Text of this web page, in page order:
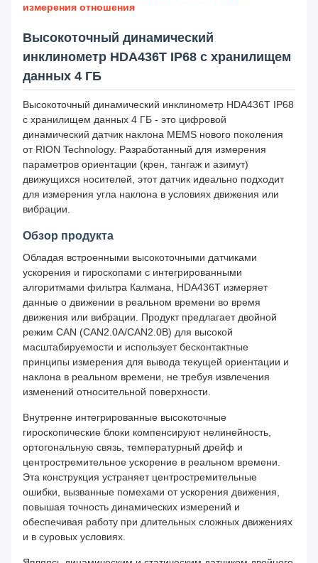
измерения отношения
Высокоточный динамический
инклинометр HDA436T IP68 с хранилищем
данных 4 ГБ
Высокоточный динамический инклинометр HDA436T IP68
с хранилищем данных 4 ГБ - это цифровой
динамический датчик наклона MEMS нового поколения
от RION Technology. Разработанный для измерения
параметров ориентации (крен, тангаж и азимут)
движущихся носителей, этот датчик идеально подходит
для измерения угла наклона в условиях движения или
вибрации.
Обзор продукта
Обладая встроенными высокоточными датчиками
ускорения и гироскопами с интегрированными
алгоритмами фильтра Калмана, HDA436T измеряет
данные о движении в реальном времени во время
движения или вибрации. Продукт предлагает двойной
режим CAN (CAN2.0A/CAN2.0B) для высокой
масштабируемости и использует бесконтактные
принципы измерения для вывода текущей ориентации и
наклона в реальном времени, не требуя извлечения
изменений относительной поверхности.
Внутренне интегрированные высокоточные
гироскопические блоки компенсируют нелинейность,
ортогональную связь, температурный дрейф и
центростремительное ускорение в реальном времени.
Эта конструкция устраняет центростремительные
ошибки, вызванные помехами от ускорения движения,
повышая точность динамических измерений и
обеспечивая работу при длительных сложных движениях
и в суровых условиях.